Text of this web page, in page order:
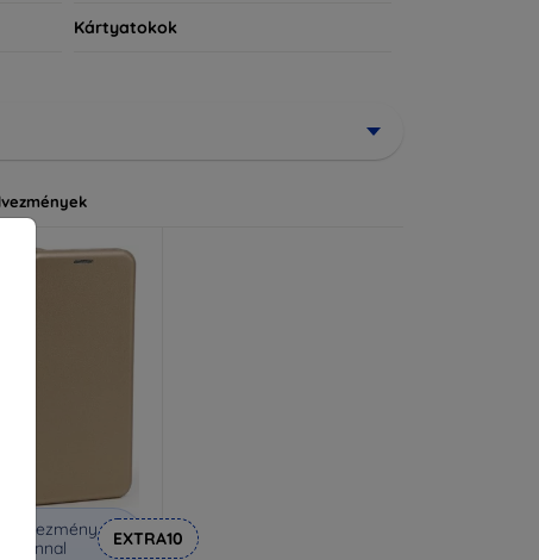
Kártyatokok
Kedvezmény
kuponnal
EXTRA10